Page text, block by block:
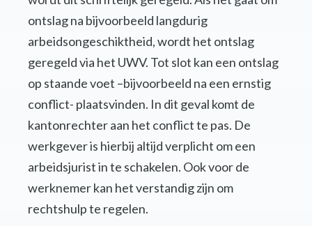
ontslag na bijvoorbeeld langdurig
arbeidsongeschiktheid, wordt het ontslag
geregeld via het UWV. Tot slot kan een ontslag
op staande voet –bijvoorbeeld na een ernstig
conflict- plaatsvinden. In dit geval komt de
kantonrechter aan het conflict te pas. De
werkgever is hierbij altijd verplicht om een
arbeidsjurist in te schakelen. Ook voor de
werknemer kan het verstandig zijn om
rechtshulp te regelen.